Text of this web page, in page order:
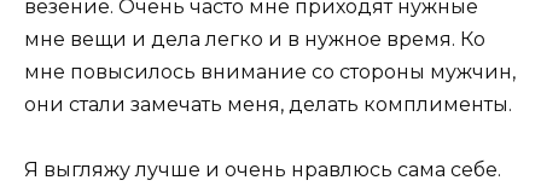
везение. Очень часто мне приходят нужные
мне вещи и дела легко и в нужное время. Ко
мне повысилось внимание со стороны мужчин,
они стали замечать меня, делать комплименты.
Я выгляжу лучше и очень нравлюсь сама себе.